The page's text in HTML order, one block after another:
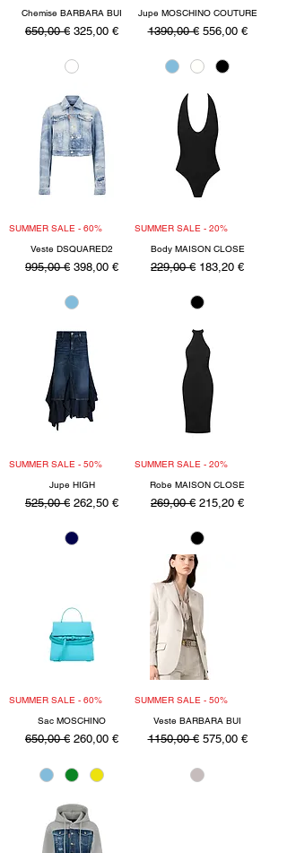
Chemise BARBARA BUI
Precio
650,00 € Precio de oferta
325,00 €
Jupe MOSCHINO COUTURE
Precio
1390,00 € Precio de oferta
556,00 €
SUMMER SALE - 60%
Veste DSQUARED2
Precio
995,00 € Precio de oferta
398,00 €
SUMMER SALE - 20%
Body MAISON CLOSE
Precio
229,00 € Precio de oferta
183,20 €
SUMMER SALE - 50%
Jupe HIGH
Precio
525,00 € Precio de oferta
262,50 €
SUMMER SALE - 20%
Robe MAISON CLOSE
Precio
269,00 € Precio de oferta
215,20 €
SUMMER SALE - 60%
Sac MOSCHINO
Precio
650,00 € Precio de oferta
260,00 €
SUMMER SALE - 50%
Veste BARBARA BUI
Precio
1150,00 € Precio de oferta
575,00 €